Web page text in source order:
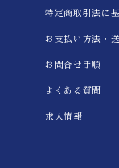
特定商取引法に
お支払い方法・
お問合せ手順
よくある質問
求人情報